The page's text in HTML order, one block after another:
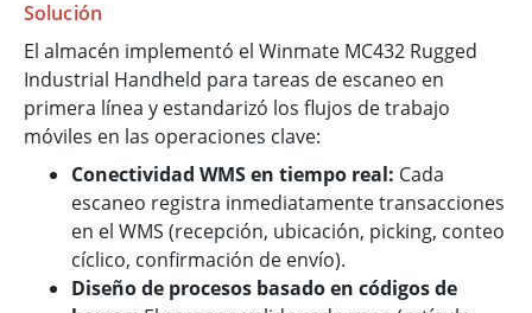
Solución
El almacén implementó el Winmate MC432 Rugged
Industrial Handheld para tareas de escaneo en
primera línea y estandarizó los flujos de trabajo
móviles en las operaciones clave:
Conectividad WMS en tiempo real: Cada
escaneo registra inmediatamente transacciones
en el WMS (recepción, ubicación, picking, conteo
cíclico, confirmación de envío).
Diseño de procesos basado en códigos de